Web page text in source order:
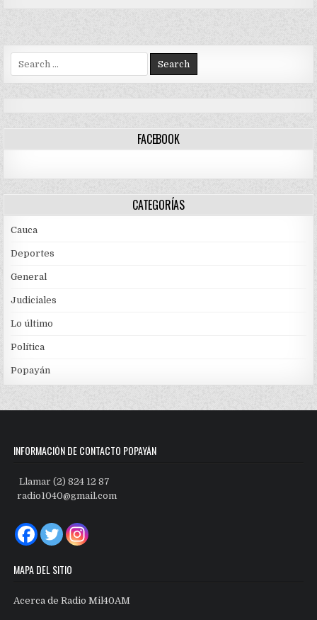
Search
for:
FACEBOOK
CATEGORÍAS
Cauca
Deportes
General
Judiciales
Lo último
Política
Popayán
INFORMACIÓN DE CONTACTO POPAYÁN
Llamar (2) 824 12 87
radio1040@gmail.com
MAPA DEL SITIO
Acerca de Radio Mil40AM